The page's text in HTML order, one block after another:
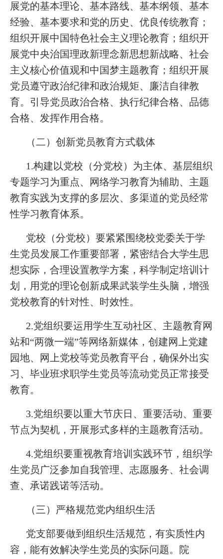
展党的基本理论、基本路线、基本纲领、基本
经验、基本要求和党的历史、优良传统教育；
组织开展中国特色社会主义理论教育；组织开
展党中央治国理政新理念新思想新战略、社会
主义核心价值观和中国梦主题教育；组织开展
党员遵守政治纪律和政治规矩、廉洁自律教
育。引导党员政治合格、执行纪律合格、品德
合格、发挥作用合格。
（二）创新党员教育方式载体
1.构建以党校（分党校）为主体、基层组织
专题学习为重点、网络学习教育为辅助、主题
教育实践为支撑的多层次、多渠道的党员经常
性学习教育体系。
党校（分党校）要紧紧围绕校党委关于学
生党员发展工作重要部署，紧密结合大学生思
想实际，合理设置教学方案，科学制定培训计
划，用党的理论创新成果武装学生头脑，增强
党校教育的针对性、时效性。
2.党组织要运用学生互动社区、主题教育网
站和“两微一端”等网络新媒体，创建网上党建
园地、网上党校等党员教育平台，确保外出实
习、毕业班求职学生党员等流动党员正常接受
教育。
3.党组织要以重大节庆日、重要活动、重要
节点为契机，开展形式多样的主题教育活动。
4.党组织要重视教育培训实践环节，组织学
生党员广泛参加自我管理、志愿服务、社会调
查、承诺践诺等活动。
（三）严格规范党内组织生活
党支部要做到组织生活规范，有实质性内
容，能有效解决学生党员的实际问题。院